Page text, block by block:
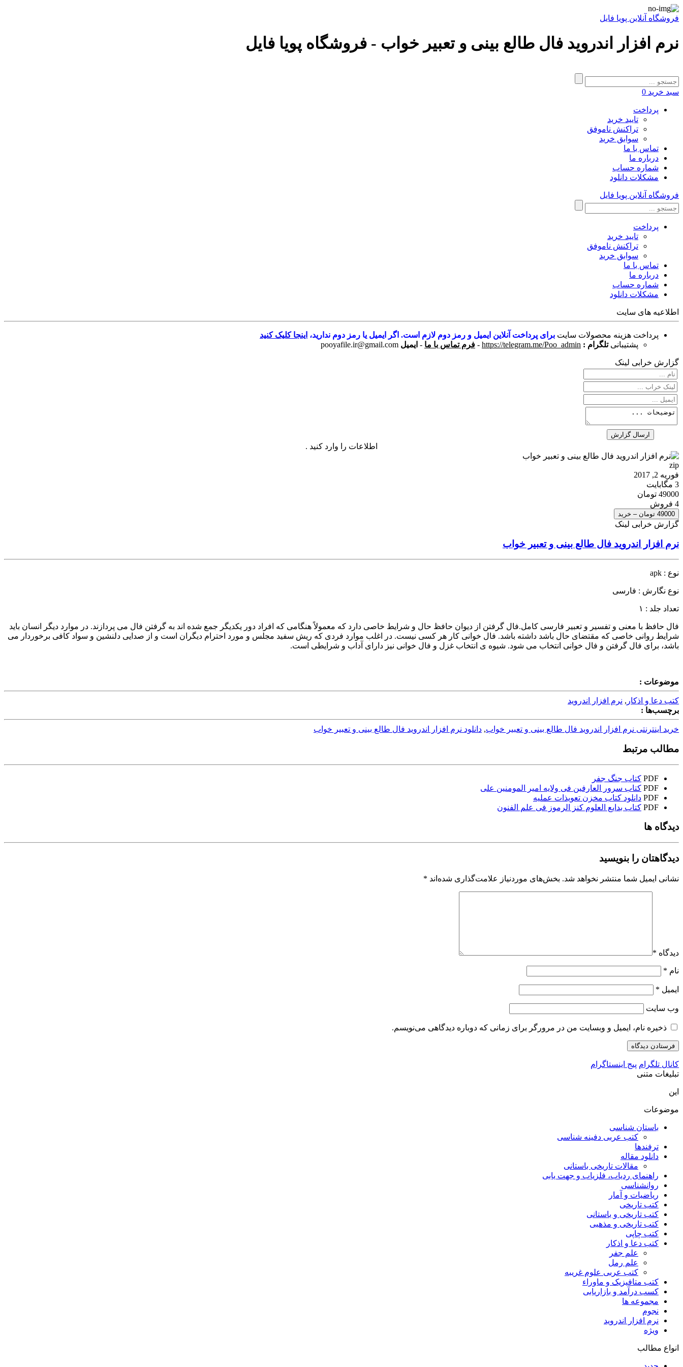
فروشگاه آنلاین پویا فایل
نرم افزار اندروید فال طالع بینی و تعبیر خواب - فروشگاه پویا فایل
سبد خرید 0
پرداخت
تایید خرید
تراکنش ناموفق
سوابق خرید
تماس با ما
درباره ما
شماره حساب
مشکلات دانلود
فروشگاه آنلاین پویا فایل
پرداخت
تایید خرید
تراکنش ناموفق
سوابق خرید
تماس با ما
درباره ما
شماره حساب
مشکلات دانلود
اطلاعیه های سایت
پرداخت هزینه محصولات سایت برای پرداخت آنلاین ایمیل و رمز دوم لازم است. اگر ایمیل یا رمز دوم ندارید، اینجا کلیک کنید
پشتیبانی تلگرام : https://telegram.me/Poo_admin
- فرم تماس با ما - ایمیل pooyafile.ir@gmail.com
گزارش خرابی لینک
اطلاعات را وارد کنید .
zip
فوریه 2, 2017
3 مگابایت
49000 تومان
4 فروش
49000 تومان – خرید
گزارش خرابی لینک
نرم افزار اندروید فال طالع بینی و تعبیر خواب
نوع : apk
نوع نگارش : فارسی
تعداد جلد : ۱
فال حافظ با معنی و تفسیر و تعبیر فارسی کامل.فال گرفتن از دیوان حافظ حال و شرایط خاصی دارد که معمولاً هنگامی که افراد دور یکدیگر جمع شده اند به گرفتن فال می پردازند. در موارد دیگر انسان باید
شرایط روانی خاصی که مقتضای حال باشد داشته باشد. فال خوانی کار هر کسی نیست. در اغلب موارد فردی که ریش سفید مجلس و مورد احترام دیگران است و از صدایی دلنشین و سواد کافی برخوردار می
باشد، برای فال گرفتن و فال خوانی انتخاب می شود. شیوه ی انتخاب غزل و فال خوانی نیز دارای آداب و شرایطی است.
موضوعات :
کتب دعا و اذکار , نرم افزار اندروید
برچسب‌ها :
خرید اینترنتی نرم افزار اندروید فال طالع بینی و تعبیر خواب, دانلود نرم افزار اندروید فال طالع بینی و تعبیر خواب
مطالب مرتبط
PDF کتاب جنگ جفر
PDF کتاب سرور العارفین فی ولایه امیر المومنین علی
PDF دانلود کتاب مخزن تعویذات عملیه
PDF کتاب بدایع العلوم کنز الرموز فی علم الفنون
دیدگاه ها
دیدگاهتان را بنویسید
نشانی ایمیل شما منتشر نخواهد شد. بخش‌های موردنیاز علامت‌گذاری شده‌اند *
دیدگاه *
نام *
ایمیل *
وب‌ سایت
ذخیره نام، ایمیل و وبسایت من در مرورگر برای زمانی که دوباره دیدگاهی می‌نویسم.
کانال تلگرام پیج اینستاگرام
تبلیغات متنی
این
موضوعات
باستان شناسی
کتب عربی دفینه شناسی
ترفندها
دانلود مقاله
مقالات تاریخی باستانی
راهنمای ردیاب، فلزیاب و جهت یابی
روانشناسی
ریاضیات و آمار
کتب تاریخی
کتب تاریخی و باستانی
کتب تاریخی و مذهبی
کتب چاپی
کتب دعا و اذکار
علم جفر
علم رمل
کتب عربی علوم غریبه
کتب متافیزیک و ماوراء
کسب درآمد و بازاریابی
مجموعه ها
نجوم
نرم افزار اندروید
ویژه
انواع مطالب